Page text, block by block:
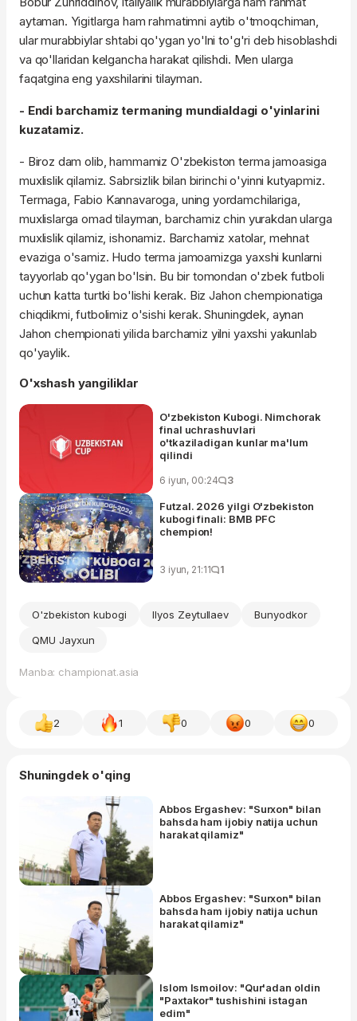
aytaman. Yigitlarga ham rahmatimni aytib o'tmoqchiman,
ular murabbiylar shtabi qo'ygan yo'lni to'g'ri deb hisoblashdi
va qo'llaridan kelgancha harakat qilishdi. Men ularga
faqatgina eng yaxshilarini tilayman.
- Endi barchamiz termaning mundialdagi o'yinlarini
kuzatamiz.
- Biroz dam olib, hammamiz O'zbekiston terma jamoasiga
muxlislik qilamiz. Sabrsizlik bilan birinchi o'yinni kutyapmiz.
Termaga, Fabio Kannavaroga, uning yordamchilariga,
muxlislarga omad tilayman, barchamiz chin yurakdan ularga
muxlislik qilamiz, ishonamiz. Barchamiz xatolar, mehnat
evaziga o'samiz. Hudo terma jamoamizga yaxshi kunlarni
tayyorlab qo'ygan bo'lsin. Bu bir tomondan o'zbek futboli
uchun katta turtki bo'lishi kerak. Biz Jahon chempionatiga
chiqdikmi, futbolimiz o'sishi kerak. Shuningdek, aynan
Jahon chempionati yilida barchamiz yilni yaxshi yakunlab
qo'yaylik.
O'xshash yangiliklar
O'zbekiston Kubogi. Nimchorak
final uchrashuvlari
o'tkaziladigan kunlar ma'lum
qilindi
6 iyun, 00:24 3
Futzal. 2026 yilgi O'zbekiston
kubogi finali: BMB PFC
chempion!
3 iyun, 21:11 1
O'zbekiston kubogi Ilyos Zeytullaev
Bunyodkor
QMU Jayxun
Manba: championat.asia
2 1 0 0 0
Shuningdek o'qing
Abbos Ergashev: "Surxon" bilan
bahsda ham ijobiy natija uchun
harakat qilamiz"
Abbos Ergashev: "Surxon" bilan
bahsda ham ijobiy natija uchun
harakat qilamiz"
Islom Ismoilov: "Qur'adan oldin
"Paxtakor" tushishini istagan
edim"